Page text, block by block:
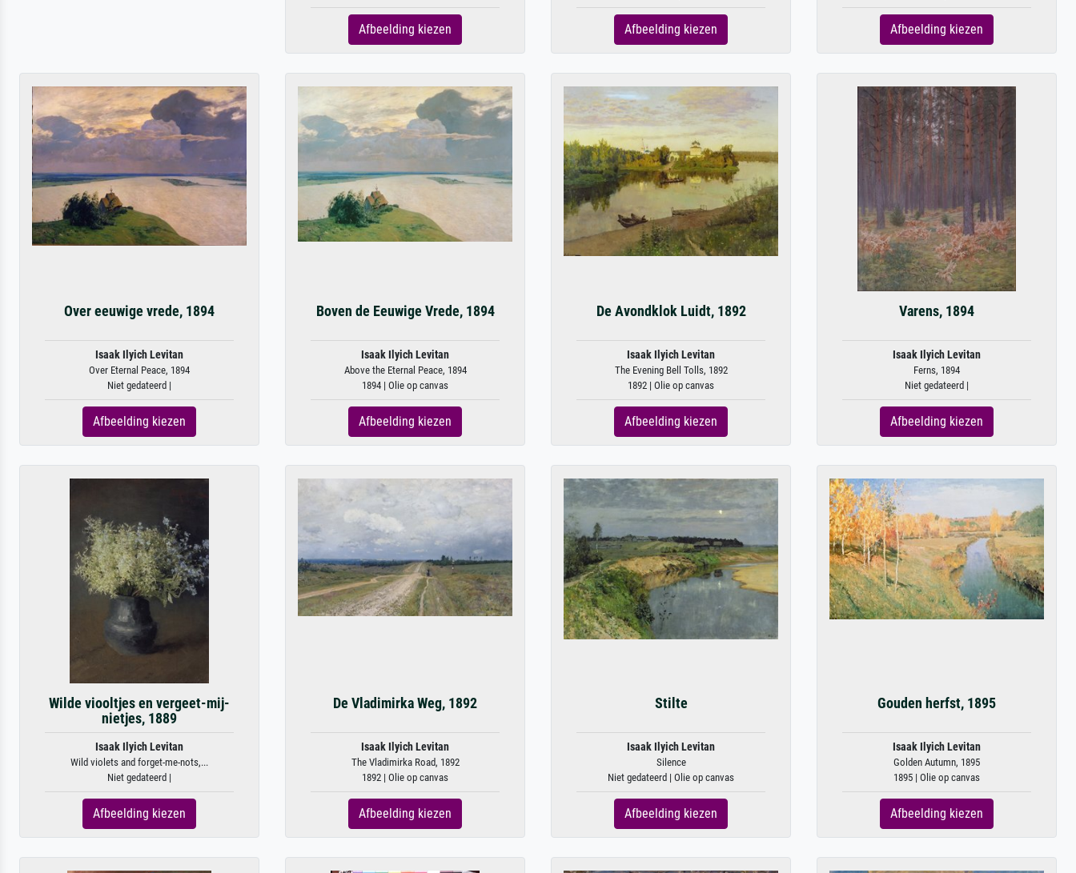
Afbeelding kiezen Afbeelding kiezen Afbeelding kiezen
Over eeuwige vrede, 1894
Isaak Ilyich Levitan
Over Eternal Peace, 1894
Niet gedateerd |
Afbeelding kiezen
Boven de Eeuwige Vrede, 1894
Isaak Ilyich Levitan
Above the Eternal Peace, 1894
1894 | Olie op canvas
Afbeelding kiezen
De Avondklok Luidt, 1892
Isaak Ilyich Levitan
The Evening Bell Tolls, 1892
1892 | Olie op canvas
Afbeelding kiezen
Varens, 1894
Isaak Ilyich Levitan
Ferns, 1894
Niet gedateerd |
Afbeelding kiezen
Wilde viooltjes en vergeet-mij-
nietjes, 1889
Isaak Ilyich Levitan
Wild violets and forget-me-nots,...
Niet gedateerd |
Afbeelding kiezen
De Vladimirka Weg, 1892
Isaak Ilyich Levitan
The Vladimirka Road, 1892
1892 | Olie op canvas
Afbeelding kiezen
Stilte
Isaak Ilyich Levitan
Silence
Niet gedateerd | Olie op canvas
Afbeelding kiezen
Gouden herfst, 1895
Isaak Ilyich Levitan
Golden Autumn, 1895
1895 | Olie op canvas
Afbeelding kiezen